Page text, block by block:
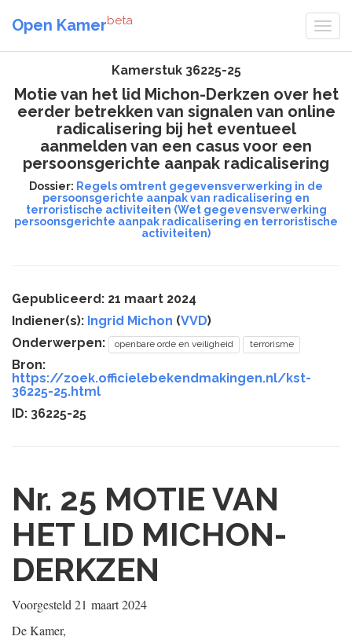
Open Kamerbeta
Kamerstuk 36225-25
Motie van het lid Michon-Derkzen over het
eerder betrekken van signalen van online
radicalisering bij het eventueel
aanmelden van een casus voor een
persoonsgerichte aanpak radicalisering
Dossier: Regels omtrent gegevensverwerking in de
persoonsgerichte aanpak van radicalisering en
terroristische activiteiten (Wet gegevensverwerking
persoonsgerichte aanpak radicalisering en terroristische
activiteiten)
Gepubliceerd: 21 maart 2024
Indiener(s): Ingrid Michon (VVD)
Onderwerpen:
openbare orde en veiligheid terrorisme
Bron:
https://zoek.officielebekendmakingen.nl/kst-
36225-25.html
ID: 36225-25
Nr. 25 MOTIE VAN
HET LID MICHON-
DERKZEN
Voorgesteld 21 maart 2024
De Kamer,